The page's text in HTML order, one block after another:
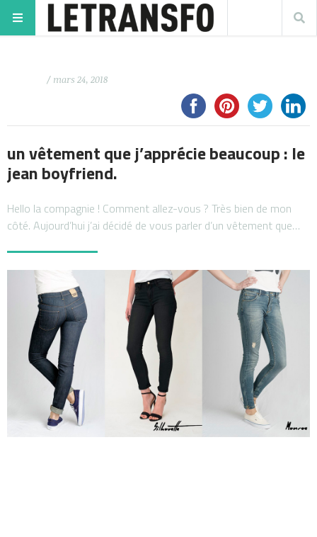
/ mars 24, 2018
un vêtement que j’apprécie beaucoup : le
jean boyfriend.
Hello la compagnie ! Comment allez-vous ? Très bien de mon
côté. Aujourd’hui j’ai décidé de vous parler d’un vêtement que…